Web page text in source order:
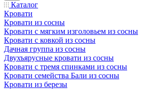
Каталог
Кровати
Кровати из сосны
Кровати с мягким изголовьем из сосны
Кровати с ковкой из сосны
Дачная группа из сосны
Двухъярусные кровати из сосны
Кровати с тремя спинками из сосны
Кровати семейства Бали из сосны
Кровати из березы